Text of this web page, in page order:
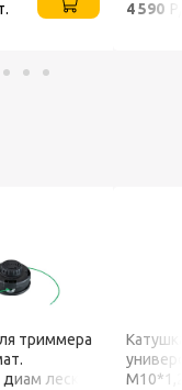
4 590
триммера
леск